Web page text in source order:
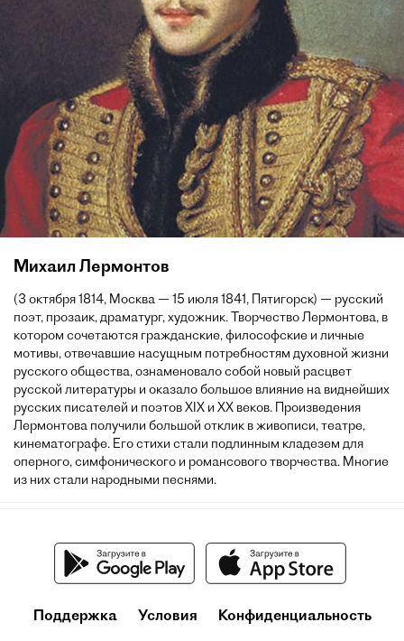
Михаил Лермонтов
(3 октября 1814, Москва — 15 июля 1841, Пятигорск) — русский
поэт, прозаик, драматург, художник. Творчество Лермонтова, в
котором сочетаются гражданские, философские и личные
мотивы, отвечавшие насущным потребностям духовной жизни
русского общества, ознаменовало собой новый расцвет
русской литературы и оказало большое влияние на виднейших
русских писателей и поэтов XIX и XX веков. Произведения
Лермонтова получили большой отклик в живописи, театре,
кинематографе. Его стихи стали подлинным кладезем для
оперного, симфонического и романсового творчества. Многие
из них стали народными песнями.
Поддержка Условия Конфиденциальность